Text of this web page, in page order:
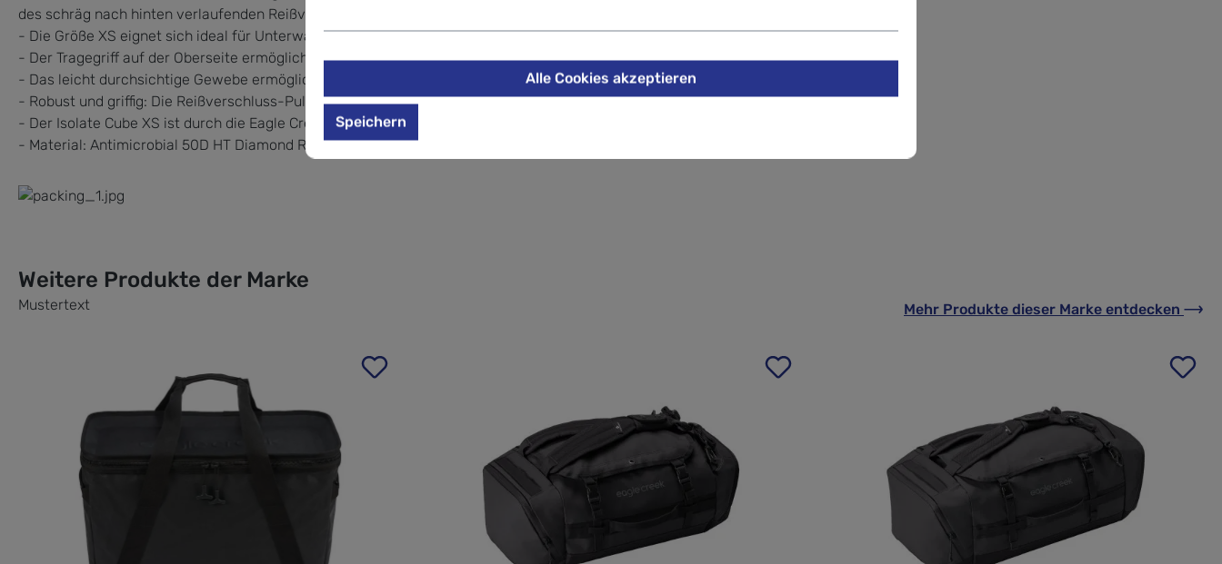
des schräg nach hinten verlaufenden Reißverschlusses behält sie ihre Form.
- Die Größe XS eignet sich ideal für Unterwäsche, Strümpfe etc.
- Der Tragegriff auf der Oberseite ermöglicht eine einfache Handhabung.
- Das leicht durchsichtige Gewebe ermöglicht dir, den Inhalt schnell zu identifizieren.
- Robust und griffig: Die Reißverschluss-Puller wurden von Kletterseilen inspiriert.
- Der Isolate Cube XS ist durch die Eagle Creek Lifetime Warranty abgedeckt.
- Material: Antimicrobial 50D HT Diamond Ripstop Poly
Weitere Produkte der Marke
Mustertext Mehr Produkte dieser Marke entdecken
Alle Cookies akzeptieren
Speichern